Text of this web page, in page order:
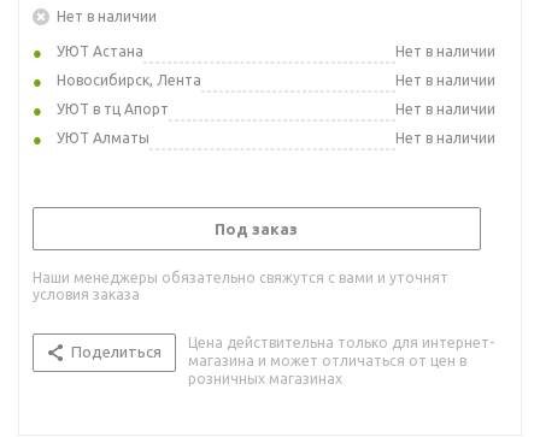
Нет в наличии
УЮТ Астана
Нет в наличии
Новосибирск, Лента
Нет в наличии
УЮТ в тц Апорт
Нет в наличии
УЮТ Алматы
Нет в наличии
Под заказ
Наши менеджеры обязательно свяжутся с вами и уточнят
условия заказа
Поделиться
Цена действительна только для интернет-
магазина и может отличаться от цен в
розничных магазинах